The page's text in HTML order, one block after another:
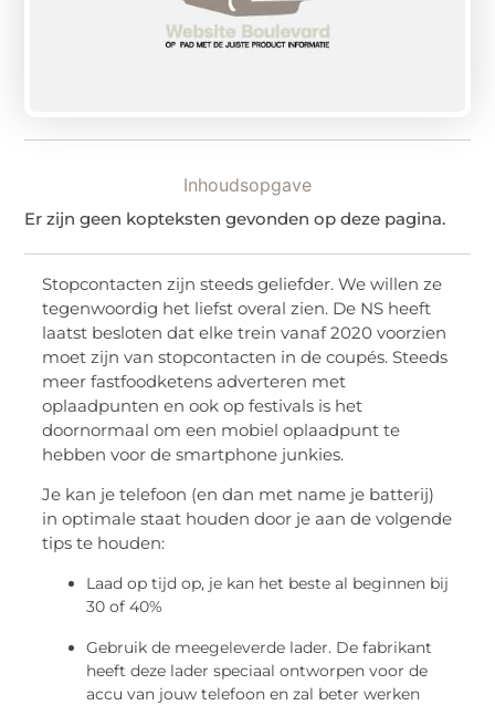
Inhoudsopgave
Er zijn geen kopteksten gevonden op deze pagina.
Stopcontacten zijn steeds geliefder. We willen ze
tegenwoordig het liefst overal zien. De NS heeft
laatst besloten dat elke trein vanaf 2020 voorzien
moet zijn van stopcontacten in de coupés. Steeds
meer fastfoodketens adverteren met
oplaadpunten en ook op festivals is het
doornormaal om een mobiel oplaadpunt te
hebben voor de smartphone junkies.
Je kan je telefoon (en dan met name je batterij)
in optimale staat houden door je aan de volgende
tips te houden:
Laad op tijd op, je kan het beste al beginnen bij
30 of 40%
Gebruik de meegeleverde lader. De fabrikant
heeft deze lader speciaal ontworpen voor de
accu van jouw telefoon en zal beter werken